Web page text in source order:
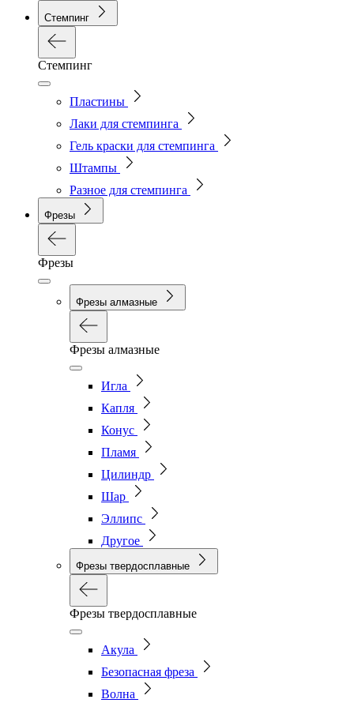
Стемпинг
Стемпинг
Пластины
Лаки для стемпинга
Гель краски для стемпинга
Штампы
Разное для стемпинга
Фрезы
Фрезы
Фрезы алмазные
Фрезы алмазные
Игла
Капля
Конус
Пламя
Цилиндр
Шар
Эллипс
Другое
Фрезы твердосплавные
Фрезы твердосплавные
Акула
Безопасная фреза
Волна